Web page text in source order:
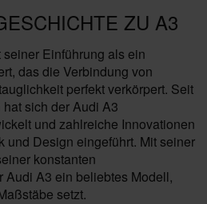
ZU A3
Einführung als ein
das die Verbindung von
perfekt verkörpert. Seit
sich der Audi A3
und zahlreiche Innovationen
und Design eingeführt. Mit seiner
konstanten
Audi A3 ein beliebtes Modell,
setzt.